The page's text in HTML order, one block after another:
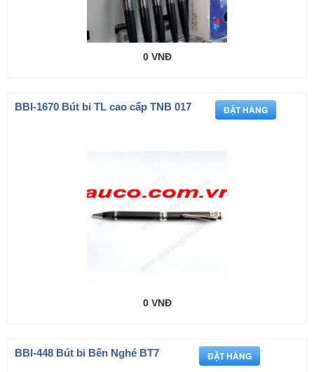
0 VNĐ
BBI-1670 Bút bi TL cao cấp TNB 017
0 VNĐ
BBI-448 Bút bi Bến Nghé BT7